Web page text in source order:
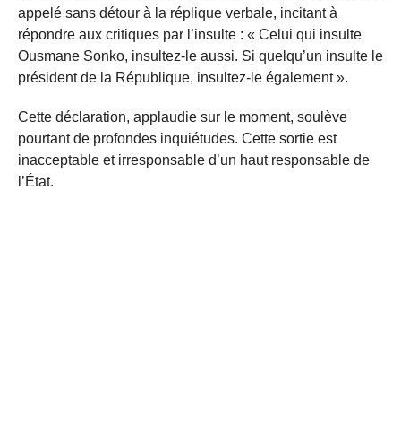
appelé sans détour à la réplique verbale, incitant à
répondre aux critiques par l’insulte : « Celui qui insulte
Ousmane Sonko, insultez-le aussi. Si quelqu’un insulte le
président de la République, insultez-le également ».
Cette déclaration, applaudie sur le moment, soulève
pourtant de profondes inquiétudes. Cette sortie est
inacceptable et irresponsable d’un haut responsable de
l’État.